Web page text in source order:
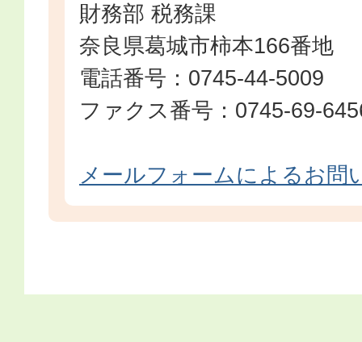
財務部 税務課
奈良県葛城市柿本166番地
電話番号：0745-44-5009
ファクス番号：0745-69-
メールフォームによるお問